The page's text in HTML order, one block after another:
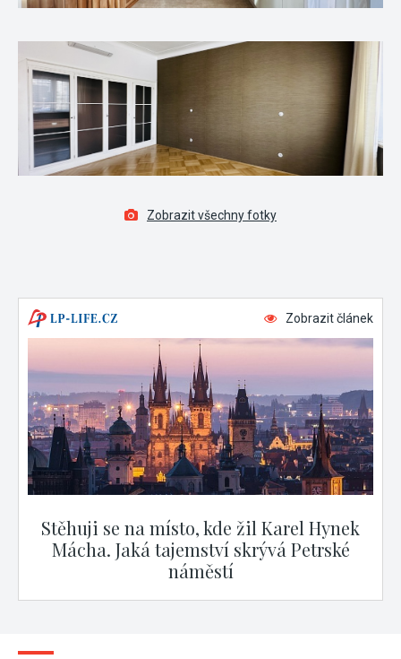
Zobrazit všechny fotky
Zobrazit článek
Stěhuji se na místo, kde žil Karel Hynek
Mácha. Jaká tajemství skrývá Petrské
náměstí